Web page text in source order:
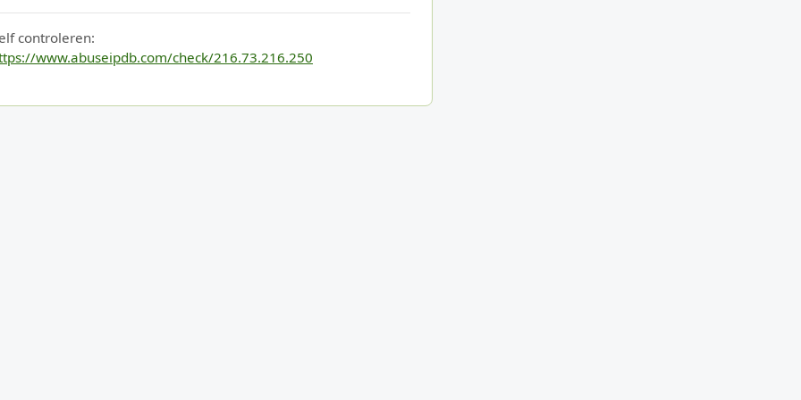
controleren:
www.abuseipdb.com/check/216.73.216.250